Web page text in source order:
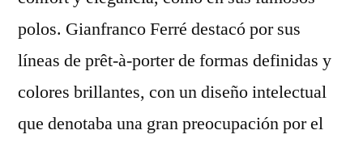
polos. Gianfranco Ferré destacó por sus
líneas de prêt-à-porter de formas definidas y
colores brillantes, con un diseño intelectual
que denotaba una gran preocupación por el